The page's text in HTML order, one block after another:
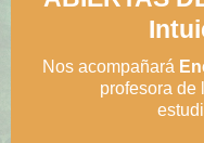
Nos acompañará
profesora de